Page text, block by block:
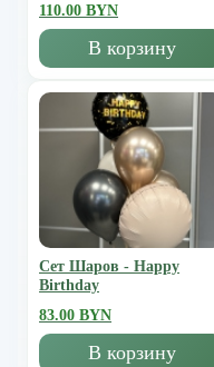
110.00 BYN
В корзину
Сет Шаров - Happy
Birthday
83.00 BYN
В корзину